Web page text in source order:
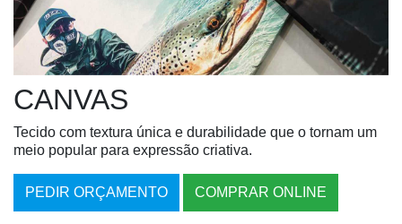
CANVAS
Tecido com textura única e durabilidade que o tornam um
meio popular para expressão criativa.
PEDIR ORÇAMENTO COMPRAR ONLINE